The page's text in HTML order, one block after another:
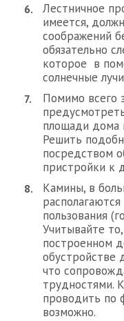
Лестничное
имеется,
соображений
обязательно
которое в
солнечные
Помимо всего
площади дома
Решить
посредством
пристройки к
Камины, в
пользования
Учитывайте
построенном
обустройстве
что
трудностями.
проводить по
возможно.